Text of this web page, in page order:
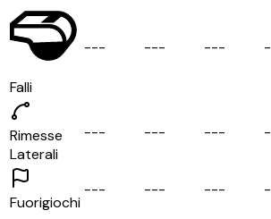
Falli
--- --- --- -
Rimesse
Laterali
--- --- --- -
Fuorigiochi
--- --- --- -